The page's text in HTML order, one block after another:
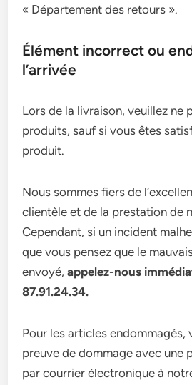
« Département des retours ».
Élément incorrect ou
l’arrivée
Lors de la livraison, veuillez ne
produits, sauf si vous êtes
produit.
Nous sommes fiers de
clientèle et de la prestation de
Cependant, si un incident
que vous pensez que le
envoyé,appelez-nous
87.91.24.34.
Pour les articles endommagés,
preuve de dommage avec une
par courrier électronique à